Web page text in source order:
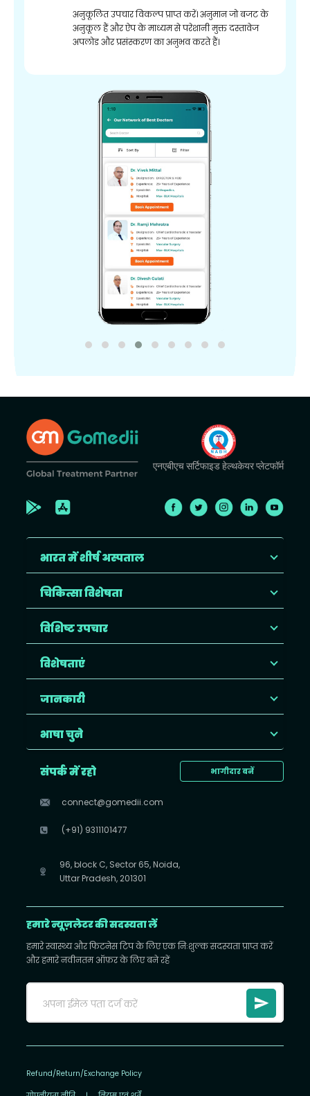
अनुकूलित उपचार विकल्प प्राप्त करें। अनुमान जो बजट के
अनुकूल हैं और ऐप के माध्यम से परेशानी मुक्त दस्तावेज
अपलोड और प्रसंस्करण का अनुभव करते हैं।
एनएबीएच सर्टिफाइड हेल्थकेयर प्लेटफॉर्म
भारत में शीर्ष अस्पताल
चिकित्सा विशेषता
विशिष्ट उपचार
विशेषताएं
जानकारी
भाषा चुने
भागीदार बनें
संपर्क में रहो
connect@gomedii.com
(+91) 9311101477
96, block C, Sector 65, Noida,
Uttar Pradesh, 201301
हमारे न्यूज़लेटर की सदस्यता लें
हमारे स्वास्थ्य और फिटनेस टिप के लिए एक निःशुल्क सदस्यता प्राप्त करें
और हमारे नवीनतम ऑफ़र के लिए बने रहें
Refund/Return/Exchange Policy